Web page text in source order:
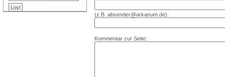
(z.B. absender@arkanum.de):
Kommentar zur Seite: